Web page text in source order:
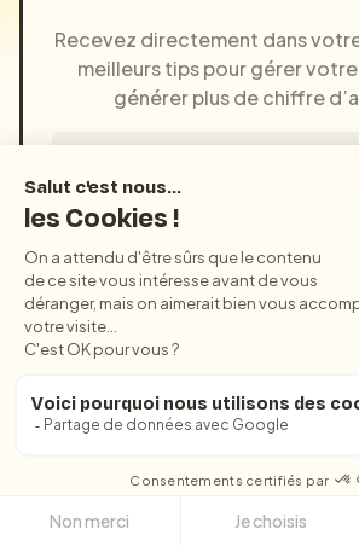
Recevez directement dans
meilleurs tips pour gérer
générer plus de chiffre
Pas de spams, promis !